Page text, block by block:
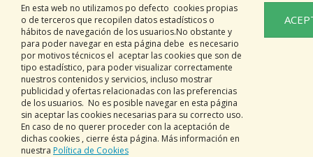
En esta web no utilizamos po defecto cookies propias
o de terceros que recopilen datos estadísticos o
hábitos de navegación de los usuarios.No obstante y
para poder navegar en esta página debe es necesario
por motivos técnicos el aceptar las cookies que son de
tipo estadístico, para poder visualizar correctamente
nuestros contenidos y servicios, incluso mostrar
publicidad y ofertas relacionadas con las preferencias
de los usuarios. No es posible navegar en esta página
sin aceptar las cookies necesarias para su correcto uso.
En caso de no querer proceder con la aceptación de
dichas cookies , cierre ésta página. Más información en
nuestra Política de Cookies